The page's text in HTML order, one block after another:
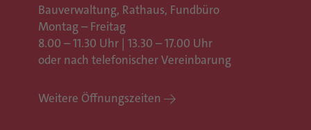
Bauverwaltung, Rathaus, Fundbüro
Montag – Freitag
8.00 – 11.30 Uhr | 13.30 – 17.00 Uhr
oder nach telefonischer Vereinbarung
Weitere Öffnungszeiten